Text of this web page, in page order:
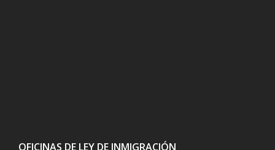
OFICINAS DE LEY DE INMIGRACIÓN